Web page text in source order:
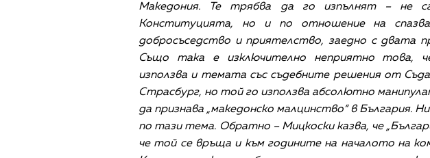
Македония. Те трябва да го изпълнят – не
Конституцията, но и по отношение на
добросъседство и приятелство, заедно с двата
Също така е изключително неприятно това,
използва и темата със съдебните решения от
Страсбург, но той го използва абсолютно
да признава „македонско малцинство“ в България.
по тази тема. Обратно – Мицкоски казва, че
че той се връща и към годините на началото на